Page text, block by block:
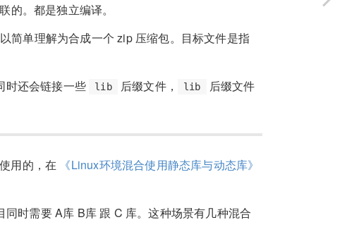
的。都是独立编译。
简单理解为合成一个 zip 压缩包。目标文件是指
时还会链接一些 lib 后缀文件， lib
后缀文件
用的，在
《Linux环境混合使用静态库与动态库》
时需要 A库 B库 跟 C 库。这种场景有几种混合